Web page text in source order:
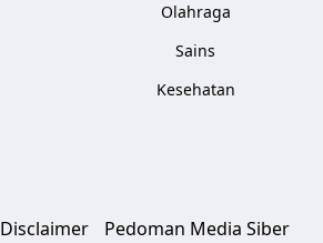
Olahraga
Sains
Kesehatan
Disclaimer Pedoman Media Siber